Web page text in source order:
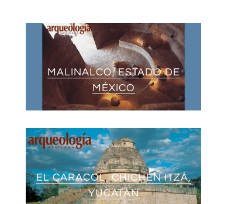
MALINALCO, ESTADO DE
MÉXICO
EL CARACOL, CHICHÉN ITZÁ,
YUCATÁN